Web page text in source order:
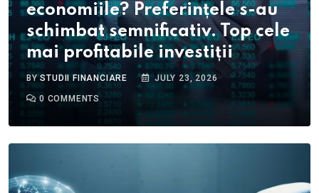
economiile? Preferințele s-au
schimbat semnificativ. Top cele
mai profitabile investiții
BYSTUDII FINANCIARE JULY 23, 2026
0 COMMENTS